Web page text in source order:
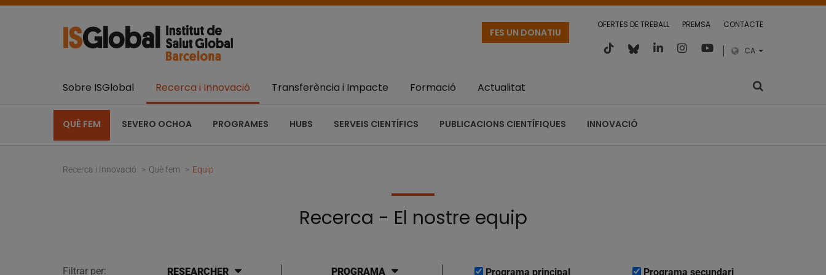
OFERTES DE TREBALL PREMSA CONTACTE
CA
FES UN DONATIU
Sobre ISGlobal Recerca i Innovació
QUÈ FEM SEVERO OCHOA PROGRAMES HUBS SERVEIS CIENTÍFICS PUBLICACIONS CIENTÍFIQUES INNOVACIÓ
Transferència i Impacte Formació Actualitat
Recerca i Innovació Què fem Equip
Recerca - El nostre equip
Filtrar per: RESEARCHER PROGRAMA Programa principal Programa secundari